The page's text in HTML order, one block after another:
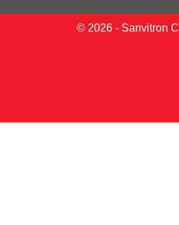
© 2026 - Sanvitron